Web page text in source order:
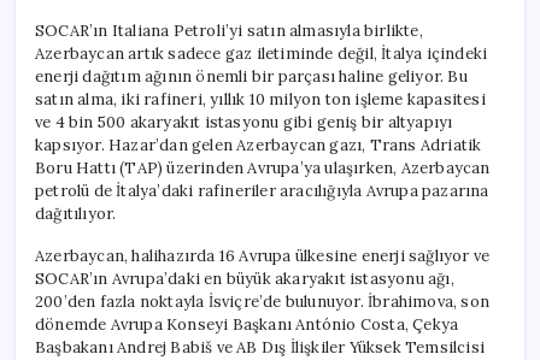
SOCAR’ın Italiana Petroli’yi satın almasıyla birlikte,
Azerbaycan artık sadece gaz iletiminde değil, İtalya içindeki
enerji dağıtım ağının önemli bir parçası haline geliyor. Bu
satın alma, iki rafineri, yıllık 10 milyon ton işleme kapasitesi
ve 4 bin 500 akaryakıt istasyonu gibi geniş bir altyapıyı
kapsıyor. Hazar’dan gelen Azerbaycan gazı, Trans Adriatik
Boru Hattı (TAP) üzerinden Avrupa’ya ulaşırken, Azerbaycan
petrolü de İtalya’daki rafineriler aracılığıyla Avrupa pazarına
dağıtılıyor.
Azerbaycan, halihazırda 16 Avrupa ülkesine enerji sağlıyor ve
SOCAR’ın Avrupa’daki en büyük akaryakıt istasyonu ağı,
200’den fazla noktayla İsviçre’de bulunuyor. İbrahimova, son
dönemde Avrupa Konseyi Başkanı António Costa, Çekya
Başbakanı Andrej Babiš ve AB Dış İlişkiler Yüksek Temsilcisi